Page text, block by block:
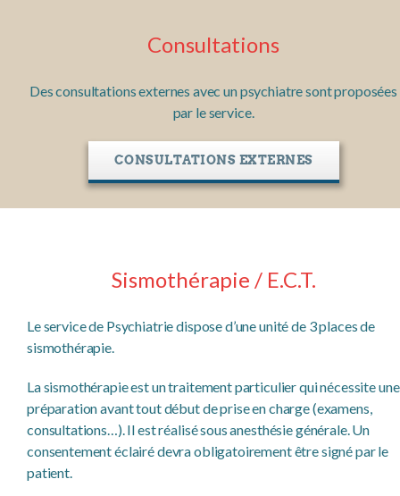
Consultations
Des consultations externes avec un psychiatre sont proposées
par le service.
CONSULTATIONS EXTERNES
Sismothérapie / E.C.T.
Le service de Psychiatrie dispose d’une unité de 3 places de
sismothérapie.
La sismothérapie est un traitement particulier qui nécessite une
préparation avant tout début de prise en charge (examens,
consultations…). Il est réalisé sous anesthésie générale. Un
consentement éclairé devra obligatoirement être signé par le
patient.